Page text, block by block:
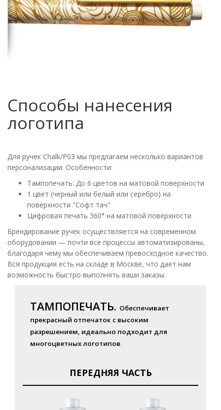
Способы нанесения
логотипа
Для ручек Chalk/P03 мы предлагаем несколько вариантов
персонализации. Особенности:
Тампопечать: До 6 цветов на матовой поверхности
1 цвет (черный или белый или серебро) на
поверхности "Софт тач"
Цифровая печать 360° на матовой поверхности
Брендирование ручек осуществляется на современном
оборудовании — почти все процессы автоматизированы,
благодаря чему мы обеспечиваем превосходное качество.
Вся продукция есть на складе в Москве, что дает нам
возможность быстро выполнять ваши заказы.
ТАМПОПЕЧАТЬ. Обеспечивает
прекрасный отпечаток с высоким
разрешением, идеально подходит для
многоцветных логотипов.
ПЕРЕДНЯЯ ЧАСТЬ